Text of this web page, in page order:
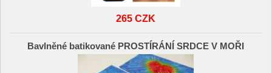
265 CZK
Bavlněné batikované PROSTÍRÁNÍ SRDCE V MOŘI